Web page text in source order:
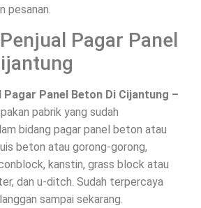
pesanan.
Pagar Panel
Pagar Panel Beton Di Cijantung –
pabrik yang sudah
bidang pagar panel beton atau
beton atau gorong-gorong,
kanstin, grass block atau
dan u-ditch. Sudah terpercaya
sampai sekarang.